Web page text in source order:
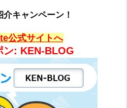
キャンペーン！
公式サイトへ
ン: KEN-BLOG